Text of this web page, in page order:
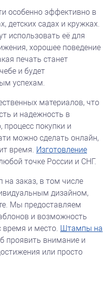
особенно эффективно в
детских садах и кружках.
использовать её для
хорошее поведение
печать станет
и будет
успехам.
материалов, что
и надежность в
процесс покупки и
можно сделать онлайн,
время. Изготовление
точке России и СНГ.
заказ, в том числе
дизайном,
Мы предоставляем
и возможность
время и место. Штампы на
проявить внимание и
или просто